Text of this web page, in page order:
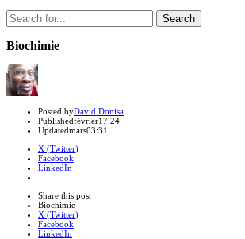
Search
Search
for:
Biochimie
Author
Posted byDavid Donisa
Publishedfévrier17:24
Updatedmars03:31
X (Twitter)
Facebook
LinkedIn
post
Share this postClose
Biochimie
X (Twitter)
Facebook
LinkedIn